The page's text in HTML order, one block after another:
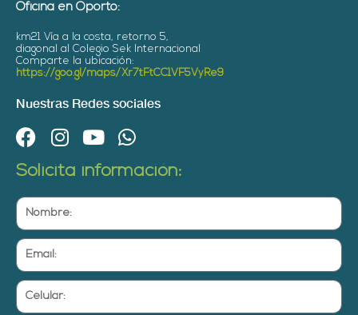
Oficina en Oporto:
km21 Vía a la costa, retorno 5,
diagonal al Colegio Sek Internacional
Comparte la ubicación:
https://goo.gl/maps/Xr7tFtCC1VF5VyRe9
Nuestras Redes sociales
F
c
e
b
o
o
k
I
s
t
a
g
a
m
Y
u
t
b
W
a
t
a
p
Solicita información:
Nombre:
Email:
Celular: